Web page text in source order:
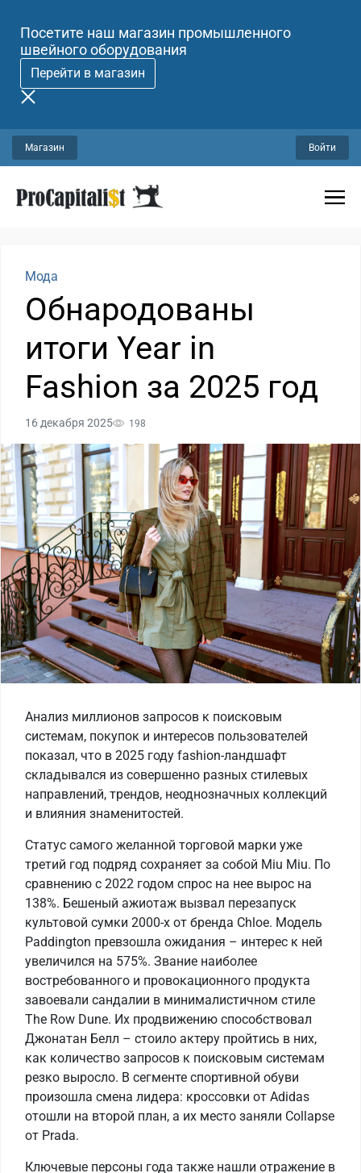
Посетите наш магазин промышленного
швейного оборудования
Перейти в магазин
Магазин Войти
Мода
Обнародованы
итоги Year in
Fashion за 2025 год
16 декабря 2025 198
Анализ миллионов запросов к поисковым
системам, покупок и интересов пользователей
показал, что в 2025 году fashion-ландшафт
складывался из совершенно разных стилевых
направлений, трендов, неоднозначных коллекций
и влияния знаменитостей.
Статус самого желанной торговой марки уже
третий год подряд сохраняет за собой Miu Miu. По
сравнению с 2022 годом спрос на нее вырос на
138%. Бешеный ажиотаж вызвал перезапуск
культовой сумки 2000-х от бренда Chloe. Модель
Paddington превзошла ожидания – интерес к ней
увеличился на 575%. Звание наиболее
востребованного и провокационного продукта
завоевали сандалии в минималистичном стиле
The Row Dune. Их продвижению способствовал
Джонатан Белл – стоило актеру пройтись в них,
как количество запросов к поисковым системам
резко выросло. В сегменте спортивной обуви
произошла смена лидера: кроссовки от Adidas
отошли на второй план, а их место заняли Collapse
от Prada.
Ключевые персоны года также нашли отражение в